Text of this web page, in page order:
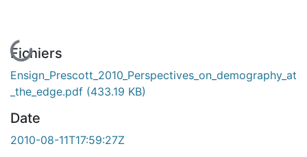
En cours de chargement...
Fichiers
Ensign_Prescott_2010_Perspectives_on_demography_at
_the_edge.pdf (433.19 KB)
Date
2010-08-11T17:59:27Z